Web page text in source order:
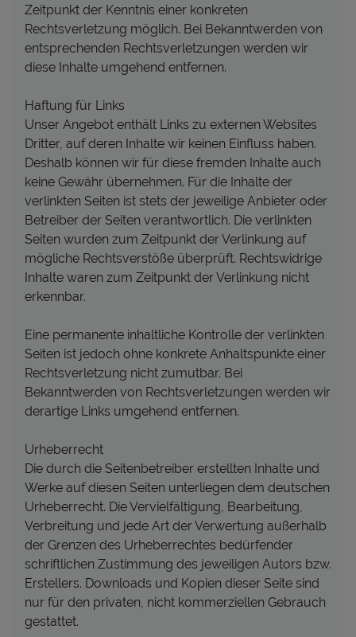
Zeitpunkt der Kenntnis einer konkreten
Rechtsverletzung möglich. Bei Bekanntwerden von
entsprechenden Rechtsverletzungen werden wir
diese Inhalte umgehend entfernen.
Haftung für Links
Unser Angebot enthält Links zu externen Websites
Dritter, auf deren Inhalte wir keinen Einfluss haben.
Deshalb können wir für diese fremden Inhalte auch
keine Gewähr übernehmen. Für die Inhalte der
verlinkten Seiten ist stets der jeweilige Anbieter oder
Betreiber der Seiten verantwortlich. Die verlinkten
Seiten wurden zum Zeitpunkt der Verlinkung auf
mögliche Rechtsverstöße überprüft. Rechtswidrige
Inhalte waren zum Zeitpunkt der Verlinkung nicht
erkennbar.
Eine permanente inhaltliche Kontrolle der verlinkten
Seiten ist jedoch ohne konkrete Anhaltspunkte einer
Rechtsverletzung nicht zumutbar. Bei
Bekanntwerden von Rechtsverletzungen werden wir
derartige Links umgehend entfernen.
Urheberrecht
Die durch die Seitenbetreiber erstellten Inhalte und
Werke auf diesen Seiten unterliegen dem deutschen
Urheberrecht. Die Vervielfältigung, Bearbeitung,
Verbreitung und jede Art der Verwertung außerhalb
der Grenzen des Urheberrechtes bedürfender
schriftlichen Zustimmung des jeweiligen Autors bzw.
Erstellers. Downloads und Kopien dieser Seite sind
nur für den privaten, nicht kommerziellen Gebrauch
gestattet.